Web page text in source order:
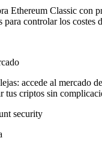
Ethereum Classic con
para controlar los costes
accede al mercado
tus criptos sin